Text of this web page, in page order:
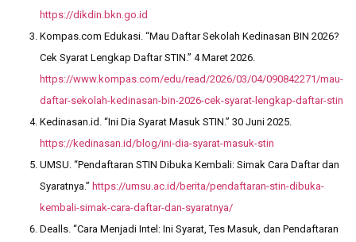
https://dikdin.bkn.go.id
Kompas.com Edukasi. “Mau Daftar Sekolah Kedinasan BIN 2026?
Cek Syarat Lengkap Daftar STIN.” 4 Maret 2026.
https://www.kompas.com/edu/read/2026/03/04/090842271/mau-
daftar-sekolah-kedinasan-bin-2026-cek-syarat-lengkap-daftar-stin
Kedinasan.id. “Ini Dia Syarat Masuk STIN.” 30 Juni 2025.
https://kedinasan.id/blog/ini-dia-syarat-masuk-stin
UMSU. “Pendaftaran STIN Dibuka Kembali: Simak Cara Daftar dan
Syaratnya.” https://umsu.ac.id/berita/pendaftaran-stin-dibuka-
kembali-simak-cara-daftar-dan-syaratnya/
Dealls. “Cara Menjadi Intel: Ini Syarat, Tes Masuk, dan Pendaftaran